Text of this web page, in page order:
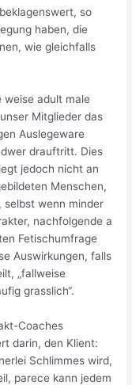
so
haben, die
wie gleichfalls
weise adult male
Mitglieder das
Auslegeware
drauftritt. Dies
jedoch nicht an
Menschen,
selbst wenn minder
nachfolgende a
Fetischumfrage
Auswirkungen, falls
„fallweise
grasslich“.
Coaches
darin, den Klient:
Schlimmes wird,
parece kann jedem